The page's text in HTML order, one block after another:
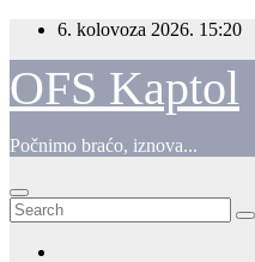
Skip
content
6. kolovoza 2026. 15:20
OFS Kaptol
Počnimo braćo, iznova...